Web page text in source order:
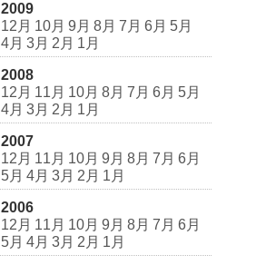
2009
12月 10月 9月 8月 7月 6月 5月
4月 3月 2月 1月
2008
12月 11月 10月 8月 7月 6月 5月
4月 3月 2月 1月
2007
12月 11月 10月 9月 8月 7月 6月
5月 4月 3月 2月 1月
2006
12月 11月 10月 9月 8月 7月 6月
5月 4月 3月 2月 1月